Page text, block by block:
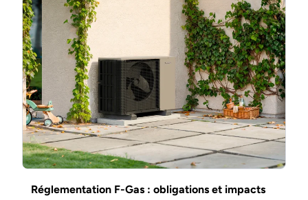
Réglementation F-Gas : obligations et impacts